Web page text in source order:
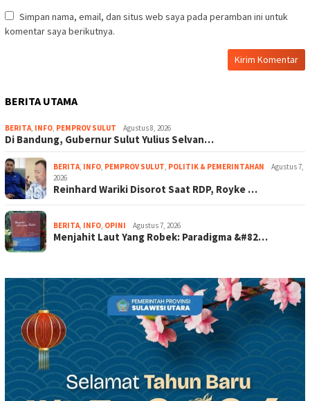
Simpan nama, email, dan situs web saya pada peramban ini untuk
komentar saya berikutnya.
BERITA UTAMA
BERITA, INFO, PEMPROV SULUT Agustus 8, 2026
Di Bandung, Gubernur Sulut Yulius Selvan…
BERITA, INFO, PEMPROV SULUT, POLITIK & PEMERINTAHAN
Agustus 7,
2026
Reinhard Wariki Disorot Saat RDP, Royke …
BERITA, INFO, OPINI Agustus 7, 2026
Menjahit Laut Yang Robek: Paradigma &#82…